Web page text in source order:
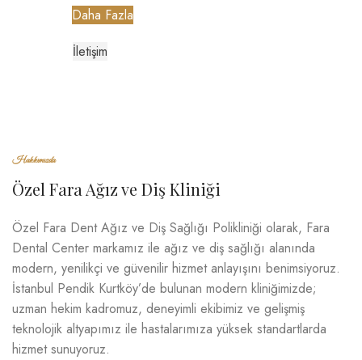
Daha Fazla
İletişim
Hakkımızda
Özel Fara Ağız ve Diş Kliniği
Özel Fara Dent Ağız ve Diş Sağlığı Polikliniği olarak, Fara
Dental Center markamız ile ağız ve diş sağlığı alanında
modern, yenilikçi ve güvenilir hizmet anlayışını benimsiyoruz.
İstanbul Pendik Kurtköy’de bulunan modern kliniğimizde;
uzman hekim kadromuz, deneyimli ekibimiz ve gelişmiş
teknolojik altyapımız ile hastalarımıza yüksek standartlarda
hizmet sunuyoruz.